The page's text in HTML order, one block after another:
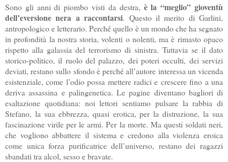
Sono gli anni di piombo visti da destra, è la “meglio” gioventù
dell’eversione nera a raccontarsi. Questo il merito di Garlini,
antropologico e letterario. Perché quello è un mondo che ha segnato
in profondità la nostra storia, volenti o nolenti, ma è rimasto opaco
rispetto alla galassia del terrorismo di sinistra. Tuttavia se il dato
storico-politico, il ruolo del palazzo, dei poteri occulti, dei servizi
deviati, restano sullo sfondo è perché all’autore interessa un vicenda
esistenziale, come l’odio possa mettere radici e crescere fino a una
deriva assassina e palingenetica. Le pagine diventano bagliori di
esaltazione quotidiana: noi lettori sentiamo pulsare la rabbia di
Stefano, la sua ebbrezza, quasi erotica, per la distruzione, la sua
fascinazione virile per le armi. Per la morte. Ma questi soldati neri,
che vogliono abbattere il sistema e credono alla violenza eroica
come unica forza purificatrice dell’universo, restano dei ragazzi
sbandati tra alcol, sesso e bravate.